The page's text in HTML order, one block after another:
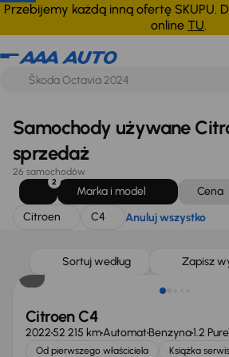
Przebijemy każdą inną ofertę SKUPU.
online TU.
Citroen C4 Anuluj wszystko
Samochody używane
sprzedaż
26 samochodów
2
Marka i model Cena
Citroen
C4 Anuluj wszystko
Sortuj według Zapisz
Świeżo skupione
Citroen C4
202252 215 kmAutomatBenzyna1.2
Od pierwszego właściciela
Książka